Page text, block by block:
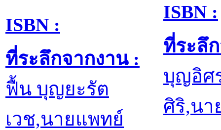
ISBN :
ที่ระลึกจากงาน :
ฟื้น บุญยะรัต
เวช,นายแพทย์
ISBN :
ที่ระลึ
บุญอิศ
ศิริ,นา